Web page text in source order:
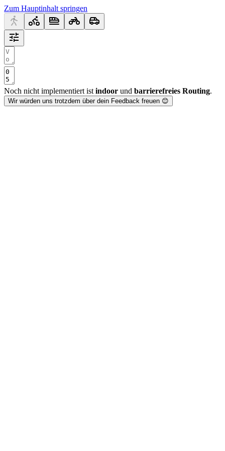
Zum Hauptinhalt springen
Noch nicht implementiert ist indoor und barrierefreies Routing.
Wir würden uns trotzdem über dein Feedback freuen 😊